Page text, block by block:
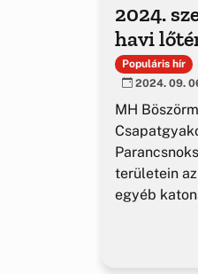
2024.
havi
Populáris hír
2024. 09.
MH
területein
egyéb